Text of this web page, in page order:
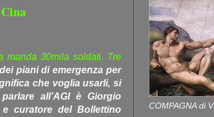
manda 30mila soldati. Tre
piani di emergenza per
che voglia usarli, si
all’AGI è Giorgio
curatore del Bollettino
COMPAGNA di